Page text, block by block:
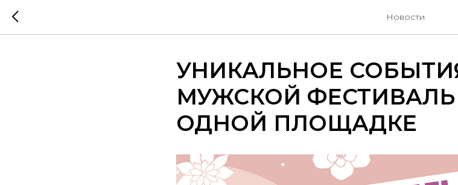
Новости
УНИКАЛЬНОЕ
МУЖСКОЙ
ОДНОЙ ПЛОЩАДКЕ